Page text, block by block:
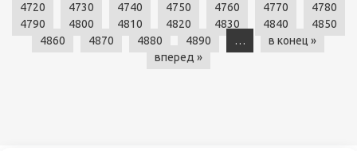
4720
4730 4740 4750 4760 4770
4780
4790
4800 4810 4820 4830 4840
4850
4860
4870 4880 4890 …
в конец »
вперед »